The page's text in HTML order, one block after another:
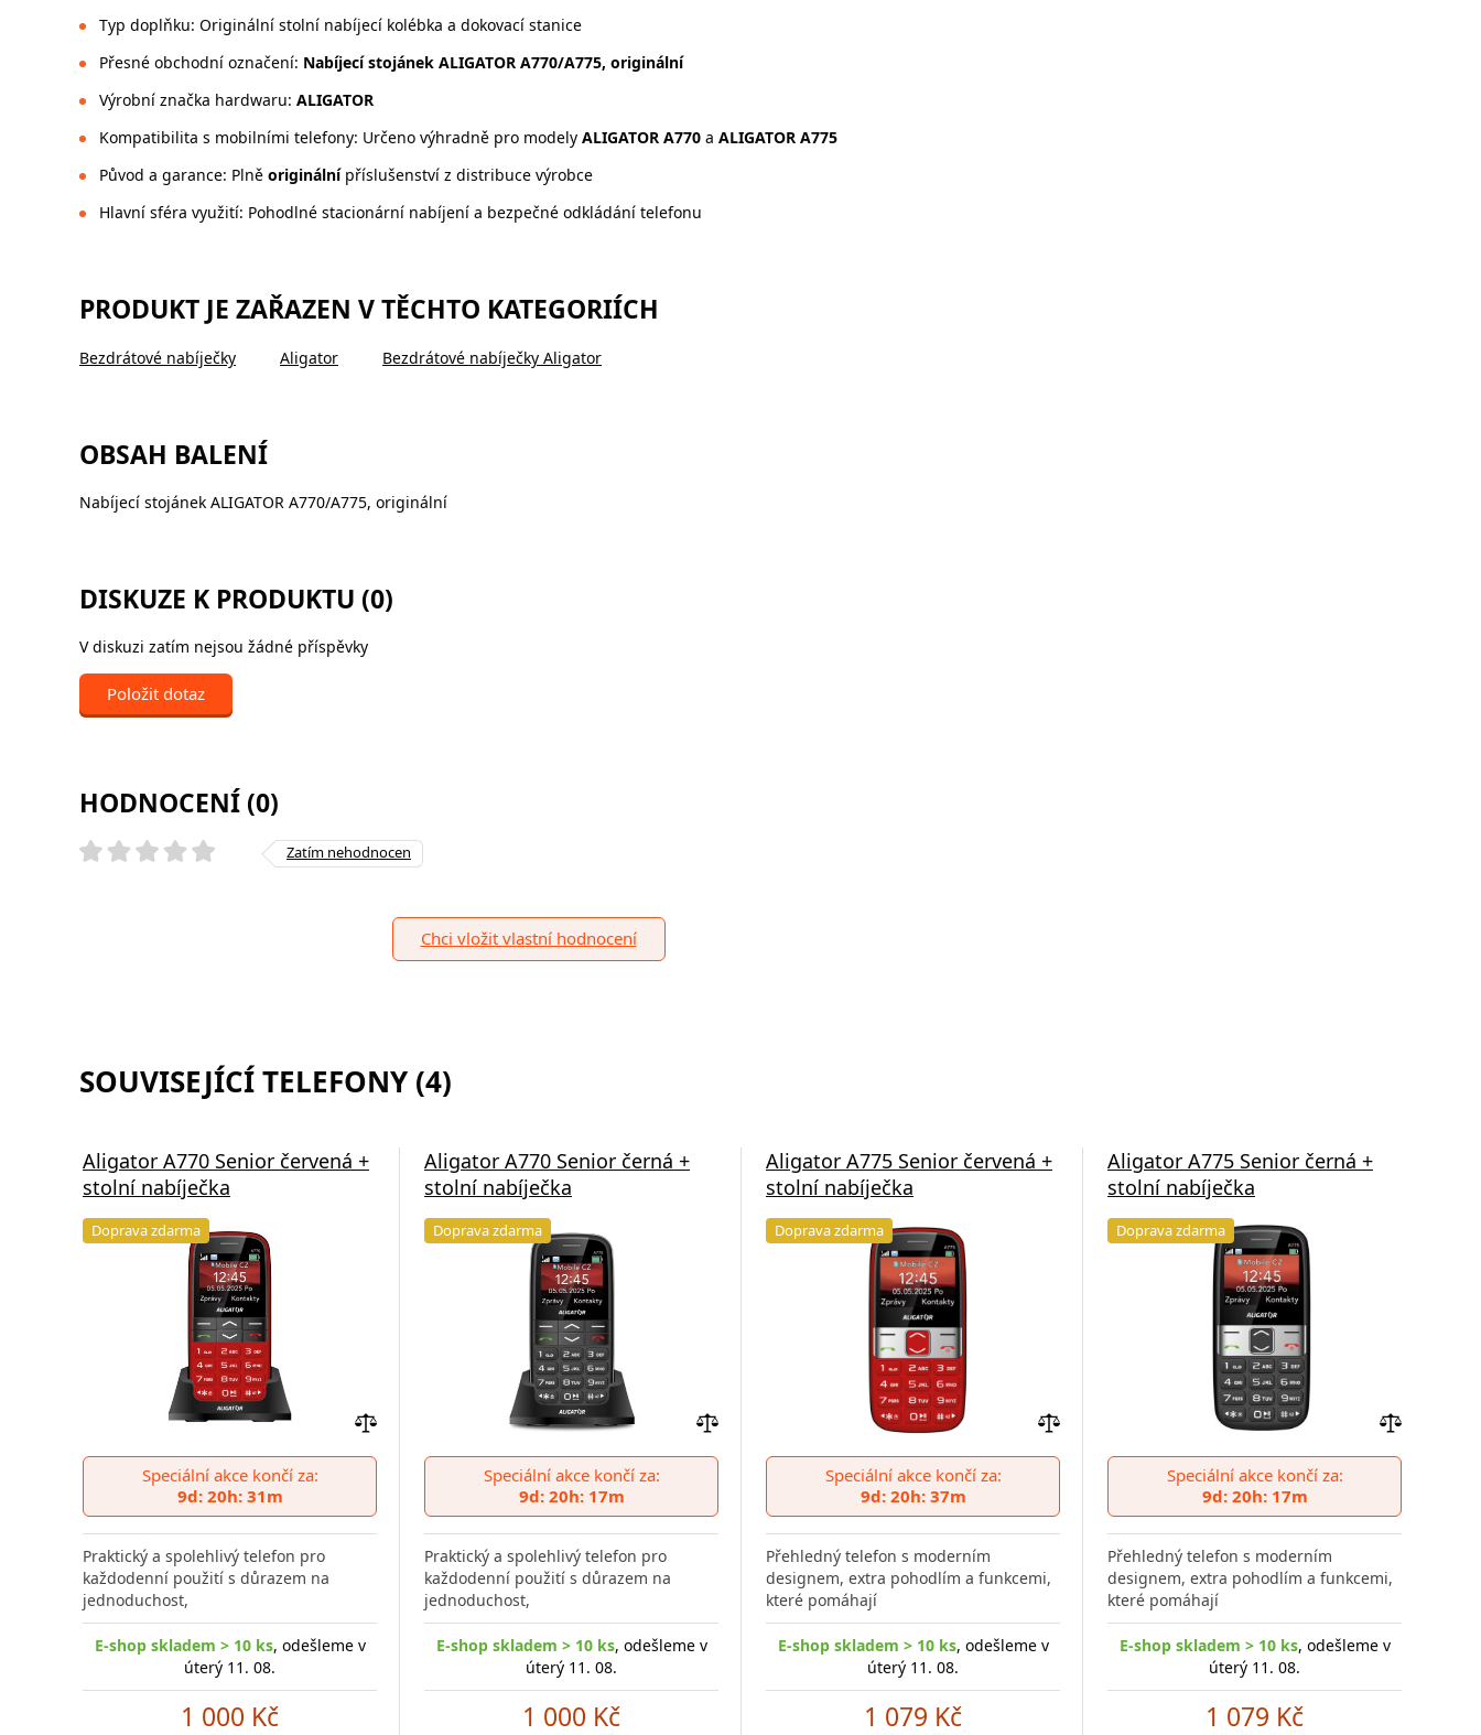
Typ doplňku: Originální stolní nabíjecí kolébka a dokovací stanice
Přesné obchodní označení: Nabíjecí stojánek ALIGATOR A770/A775, originální
Výrobní značka hardwaru: ALIGATOR
Kompatibilita s mobilními telefony: Určeno výhradně pro modely ALIGATOR A770a ALIGATOR A775
Původ a garance: Plně originálnípříslušenství z distribuce výrobce
Hlavní sféra využití: Pohodlné stacionární nabíjení a bezpečné odkládání telefonu
PRODUKT JE ZAŘAZEN V TĚCHTO KATEGORIÍCH
Bezdrátové nabíječky Aligator Bezdrátové nabíječky Aligator
OBSAH BALENÍ
Nabíjecí stojánek ALIGATOR A770/A775, originální
DISKUZE K PRODUKTU (0)
V diskuzi zatím nejsou žádné příspěvky
Položit dotaz
HODNOCENÍ (0)
Zatím nehodnocen
Chci vložit vlastní hodnocení
SOUVISEJÍCÍ TELEFONY (4)
Aligator A770 Senior červená +
stolní nabíječka
Doprava zdarma
do
Speciální akce končí za:
9d: 20h: 31m
Praktický a spolehlivý telefon pro
každodenní použití s důrazem na
jednoduchost,
E-shop skladem > 10 ks, odešleme v
úterý 11. 08.
1 000 Kč
Aligator A770 Senior černá +
stolní nabíječka
Doprava zdarma
do
Speciální akce končí za:
9d: 20h: 17m
Praktický a spolehlivý telefon pro
každodenní použití s důrazem na
jednoduchost,
E-shop skladem > 10 ks, odešleme v
úterý 11. 08.
1 000 Kč
Aligator A775 Senior červená +
stolní nabíječka
Doprava zdarma
do
Speciální akce končí za:
9d: 20h: 37m
Přehledný telefon s moderním
designem, extra pohodlím a funkcemi,
které pomáhají
E-shop skladem > 10 ks, odešleme v
úterý 11. 08.
1 079 Kč
Aligator A775 Senior černá +
stolní nabíječka
Doprava zdarma
do
Speciální akce končí za:
9d: 20h: 17m
Přehledný telefon s moderním
designem, extra pohodlím a funkcemi,
které pomáhají
E-shop skladem > 10 ks, odešleme v
úterý 11. 08.
1 079 Kč